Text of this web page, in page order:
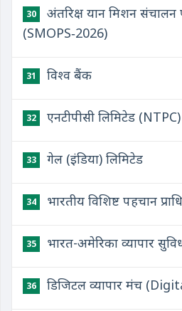
30
अंतरिक्ष यान मिशन संचालन
(SMOPS‑2026)
31 विश्व बैंक
32 एनटीपीसी लिमिटेड (NTPC)
33 गेल (इंडिया) लिमिटेड
34 भारतीय विशिष्ट पहचान
35 भारत-अमेरिका व्यापार
36 डिजिटल व्यापार मंच